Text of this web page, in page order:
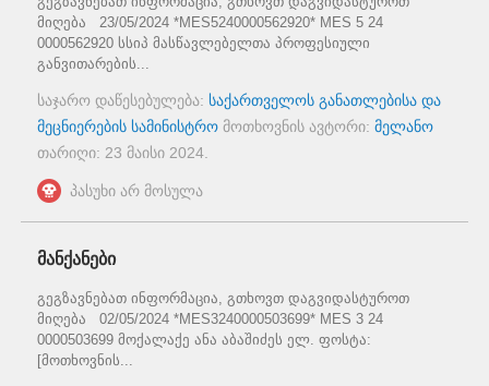
მიღება 23/05/2024 *MES5240000562920* MES 5 24
0000562920 სსიპ მასწავლებელთა პროფესიული
განვითარების...
საჯარო დაწესებულება: საქართველოს განათლებისა და
მეცნიერების სამინისტრო მოთხოვნის ავტორი: მელანო
თარიღი: 23 მაისი 2024
პასუხი არ მოსულა
მანქანები
გეგზავნებათ ინფორმაცია, გთხოვთ დაგვიდასტუროთ
მიღება 02/05/2024 *MES3240000503699* MES 3 24
0000503699 მოქალაქე ანა აბაშიძეს ელ. ფოსტა:
[მოთხოვნის...